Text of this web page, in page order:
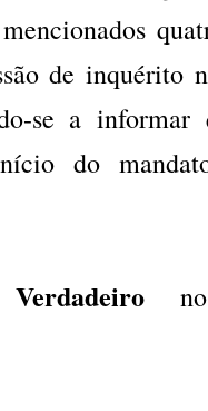
de inquérito
se a
do
no